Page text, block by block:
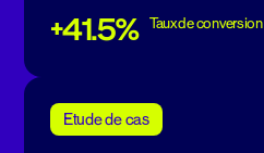
+41.5% Taux de conversion
Etude de cas